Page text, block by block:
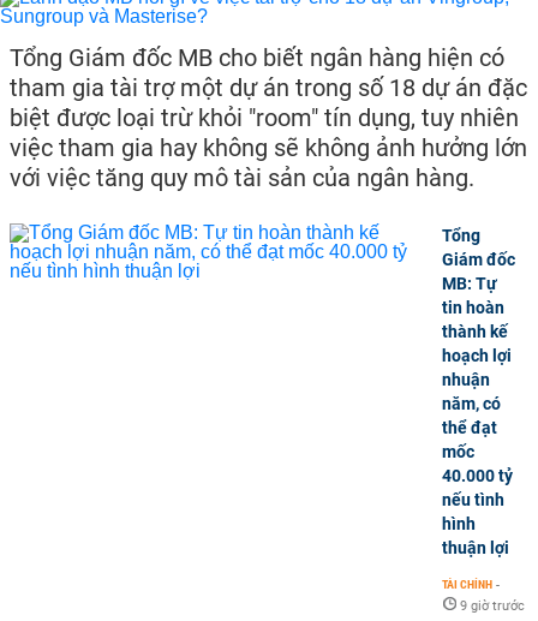
Tổng Giám đốc MB cho biết ngân hàng hiện có
tham gia tài trợ một dự án trong số 18 dự án đặc
biệt được loại trừ khỏi "room" tín dụng, tuy nhiên
việc tham gia hay không sẽ không ảnh hưởng lớn
với việc tăng quy mô tài sản của ngân hàng.
Tổng
Giám đốc
MB: Tự
tin hoàn
thành kế
hoạch lợi
nhuận
năm, có
thể đạt
mốc
40.000 tỷ
nếu tình
hình
thuận lợi
TÀI CHÍNH -
9 giờ trước